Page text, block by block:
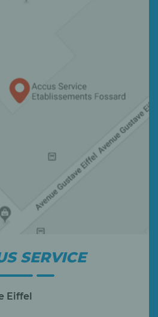
SERVICE
Eiffel